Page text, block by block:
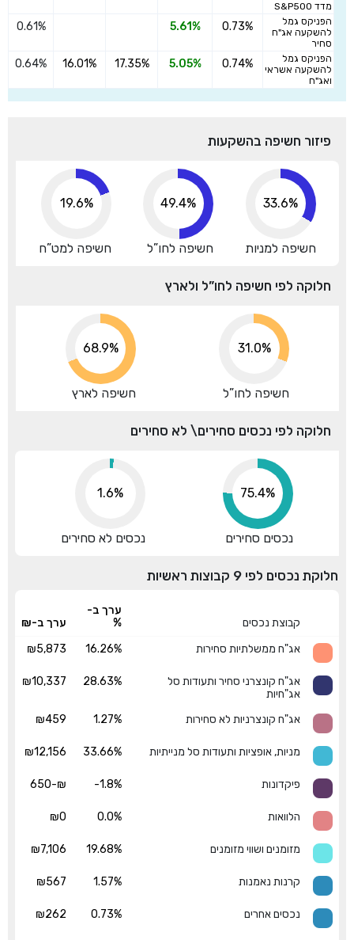
מדד S&P500
הפניקס גמל
להשקעה אג"ח
סחיר
0.73%
5.61%
0.61%
הפניקס גמל
להשקעה אשראי
ואג"ח
0.74%
5.05%
17.35%
16.01%
0.64%
פיזור חשיפה בהשקעות
33.6%
חשיפה למניות
49.4%
חשיפה לחו”ל
19.6%
חשיפה למט”ח
חלוקה לפי חשיפה לחו”ל ולארץ
31.0%
חשיפה לחו”ל
68.9%
חשיפה לארץ
חלוקה לפי נכסים סחירים\ לא סחירים
84.6%
נכסים סחירים
1.6%
נכסים לא סחירים
חלוקת נכסים לפי 9 קבוצות ראשיות
קבוצת נכסים
ערך ב-
%
ערך ב-₪
אג"ח ממשלתיות סחירות
16.26%
₪5,873
אג"ח קונצרני סחיר ותעודות סל
אג"חיות
28.63%
₪10,337
אג"ח קונצרניות לא סחירות 1.27%
₪459
מניות, אופציות ותעודות סל מנייתיות 33.66%
₪12,156
פיקדונות -1.8%
₪-650
הלוואות 0.0%
₪0
מזומנים ושווי מזומנים 19.68%
₪7,106
קרנות נאמנות 1.57%
₪567
נכסים אחרים 0.73%
₪262